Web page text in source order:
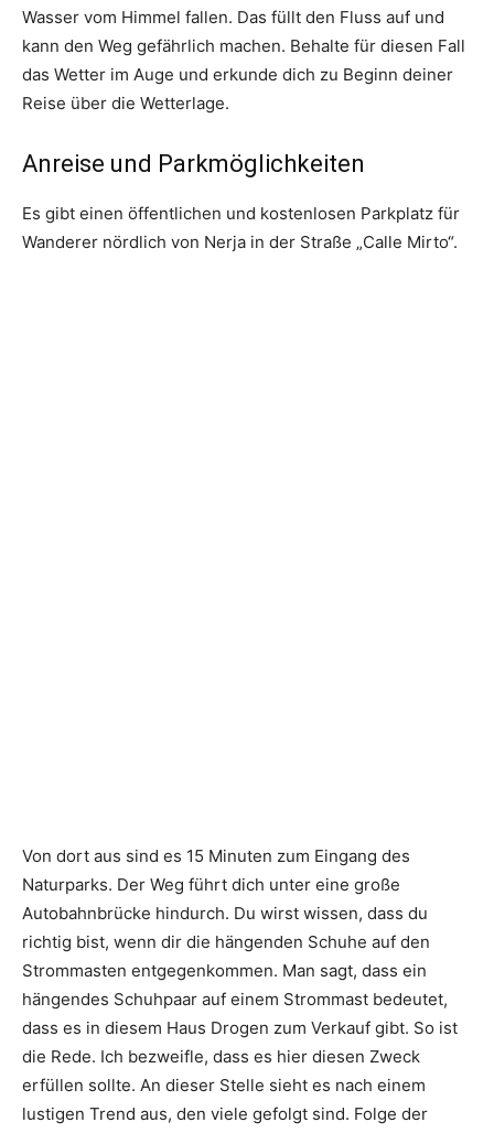
Wasser vom Himmel fallen. Das füllt den Fluss auf und
kann den Weg gefährlich machen. Behalte für diesen Fall
das Wetter im Auge und erkunde dich zu Beginn deiner
Reise über die Wetterlage.
Anreise und Parkmöglichkeiten
Es gibt einen öffentlichen und kostenlosen Parkplatz für
Wanderer nördlich von Nerja in der Straße „Calle Mirto“.
Von dort aus sind es 15 Minuten zum Eingang des
Naturparks. Der Weg führt dich unter eine große
Autobahnbrücke hindurch. Du wirst wissen, dass du
richtig bist, wenn dir die hängenden Schuhe auf den
Strommasten entgegenkommen. Man sagt, dass ein
hängendes Schuhpaar auf einem Strommast bedeutet,
dass es in diesem Haus Drogen zum Verkauf gibt. So ist
die Rede. Ich bezweifle, dass es hier diesen Zweck
erfüllen sollte. An dieser Stelle sieht es nach einem
lustigen Trend aus, den viele gefolgt sind. Folge der